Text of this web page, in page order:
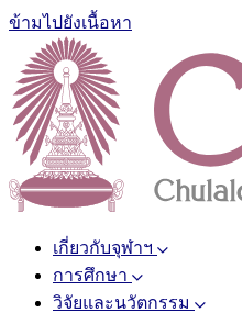
ข้ามไปยังเนื้อหา
เกี่ยวกับจุฬาฯ
การศึกษา
วิจัยและนวัตกรรม